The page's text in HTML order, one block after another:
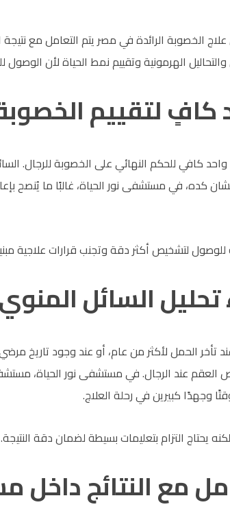
الخصوبة الرائدة في مصر يتم التعامل مع
الهرمونية وتقييم نمط الحياة لأن الوصول
كافٍ لتقييم
واحد كافي للحكم النهائي على الخصوبة للرجال.
كده، في مستشفى نور الحياة، غالبًا ما يُنصح
للوصول لتشخيص أكثر دقة وتجنب قرارات علاجية
السائل
تأخر الحمل لأكثر من عام، أو عند وجود تاريخ
عند الرجال. في مستشفى نور الحياة،
وجهدًا كبيرين في رحلة العلاج.
يحتاج التزام بتعليمات بسيطة لضمان دقة النتيجة.
مع النتائج